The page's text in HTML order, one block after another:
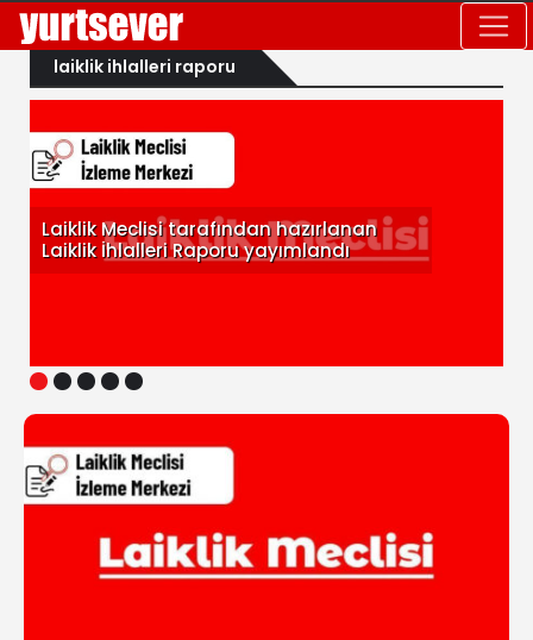
laiklik ihlalleri raporu
1 2 3 4 5
Laiklik Meclisi tarafından hazırlanan
Laiklik İhlalleri Raporu yayımlandı